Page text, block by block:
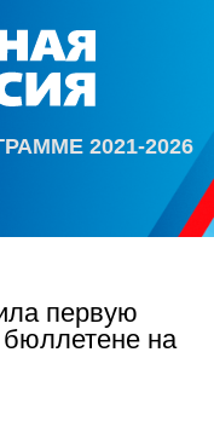
2021-2026
первую
бюллетене на